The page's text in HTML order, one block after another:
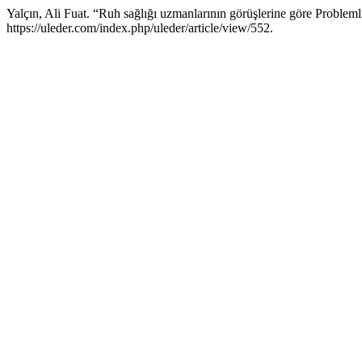
Yalçın, Ali Fuat. “Ruh sağlığı uzmanlarının görüşlerine göre
https://uleder.com/index.php/uleder/article/view/552.